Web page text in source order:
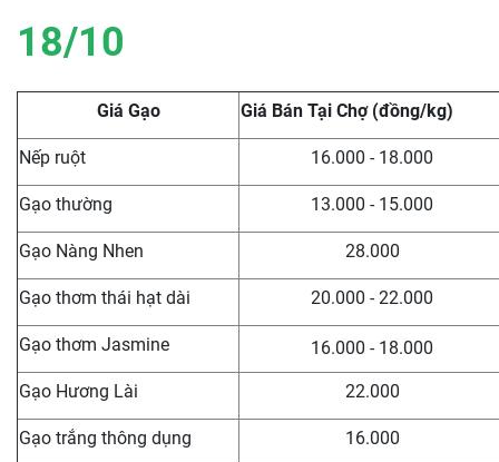
18/10
Giá Gạo Giá Bán Tại Chợ (đồng/kg)
Nếp ruột 16.000 - 18.000
Gạo thường 13.000 - 15.000
Gạo Nàng Nhen 28.000
Gạo thơm thái hạt dài 20.000 - 22.000
Gạo thơm Jasmine 16.000 - 18.000
Gạo Hương Lài 22.000
Gạo trắng thông dụng 16.000